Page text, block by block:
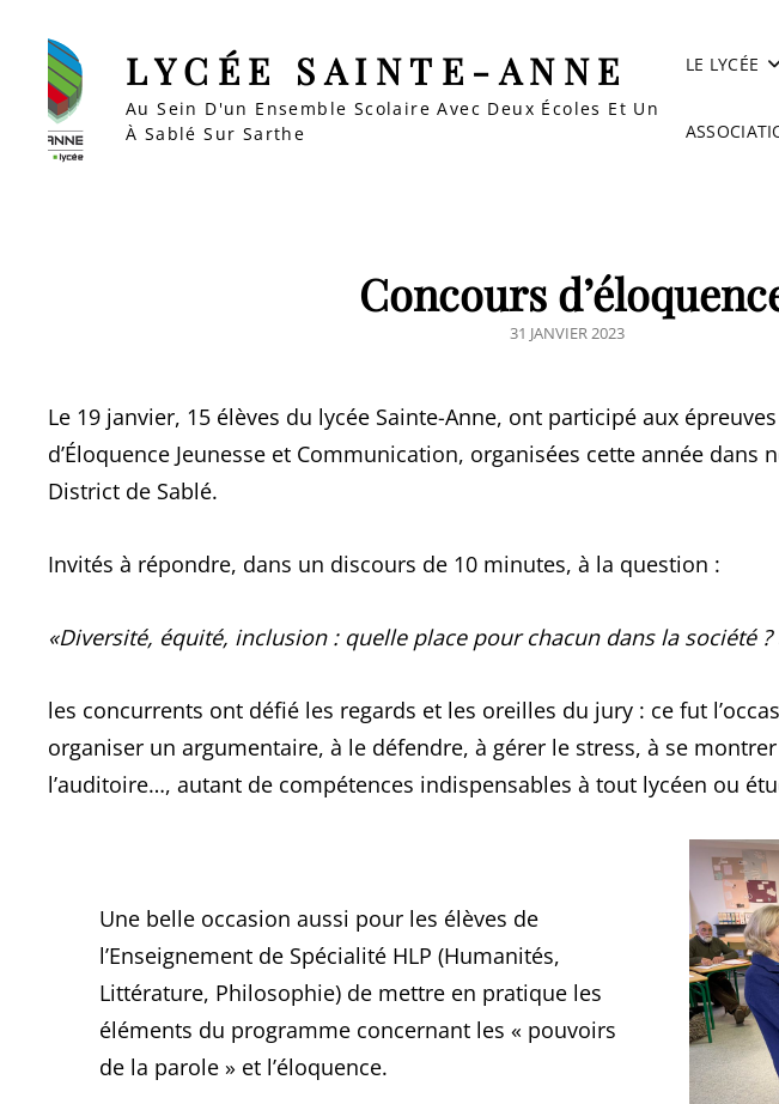
LYCÉE SAINTE-ANNE
Au Sein D'un Ensemble Scolaire Avec Deux Écoles Et Un Collège
À Sablé Sur Sarthe
LE LYCÉE
Concours
POSTED
31 JANVIER 2023
Le 19 janvier, 15 élèves du lycée Sainte-Anne, ont participé aux
d’Éloquence Jeunesse et Communication, organisées cette année dans
District de Sablé.
Invités à répondre, dans un discours de 10 minutes, à la question :
«Diversité, équité, inclusion : quelle place pour chacun dans la société ?
les concurrents ont défié les regards et les oreilles du jury : ce fut
organiser un argumentaire, à le défendre, à gérer le stress, à se
l’auditoire…, autant de compétences indispensables à tout lycéen ou
Une belle occasion aussi pour les élèves de
l’Enseignement de Spécialité HLP (Humanités,
Littérature, Philosophie) de mettre en pratique les
éléments du programme concernant les « pouvoirs
de la parole » et l’éloquence.